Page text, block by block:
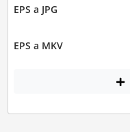
EPS a JPG
EPS a MKV